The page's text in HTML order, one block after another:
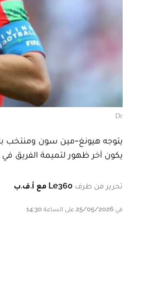
Dr
يتوجه هيونغ-مين سون ومنتخب
يكون آخر ظهور لتميمة الفريق في
تحرير من طرف Le360 مع أ.ف.ب
في 25/05/2026 على الساعة 14:30